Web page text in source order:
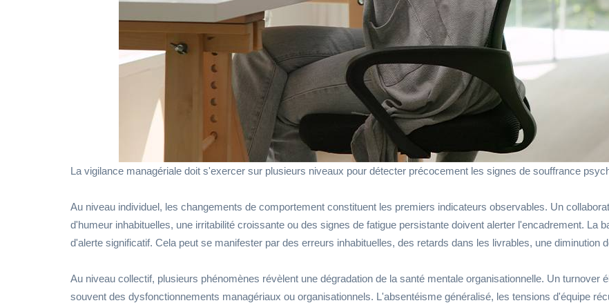
La vigilance managériale doit s'exercer sur plusieurs niveaux pour détecter précocement les signes de souffrance
Au niveau individuel, les changements de comportement constituent les premiers indicateurs observables. Un
d'humeur inhabituelles, une irritabilité croissante ou des signes de fatigue persistante doivent alerter l'encadrement. La
d'alerte significatif. Cela peut se manifester par des erreurs inhabituelles, des retards dans les livrables, une diminution
Au niveau collectif, plusieurs phénomènes révèlent une dégradation de la santé mentale organisationnelle. Un
souvent des dysfonctionnements managériaux ou organisationnels. L'absentéisme généralisé, les tensions d'équipe